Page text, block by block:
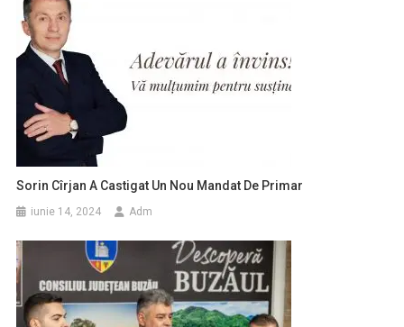
Sorin Cîrjan A Castigat Un Nou Mandat De Primar
iunie 14, 2024 Adm